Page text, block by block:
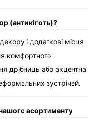
(антикіготь)?
і додаткові місця
комфортного
дрібниць або акцентна
зустрічей.
асортименту